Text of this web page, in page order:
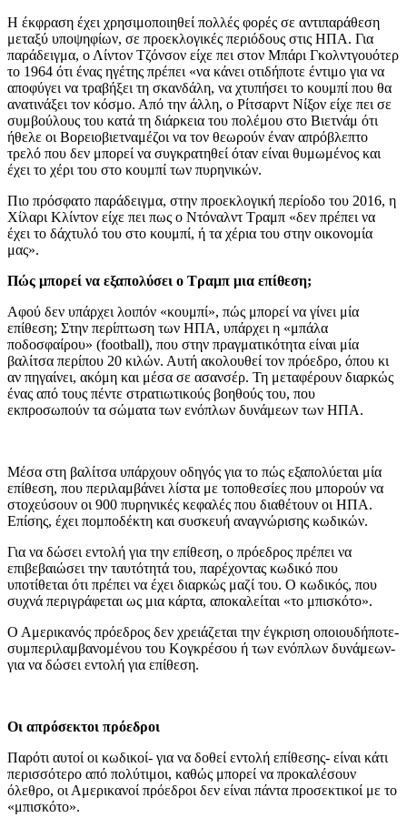
Η έκφραση έχει χρησιμοποιηθεί πολλές φορές σε αντιπαράθεση
μεταξύ υποψηφίων, σε προεκλογικές περιόδους στις ΗΠΑ. Για
παράδειγμα, ο Λίντον Τζόνσον είχε πει στον Μπάρι Γκολντγουότερ
το 1964 ότι ένας ηγέτης πρέπει «να κάνει οτιδήποτε έντιμο για να
αποφύγει να τραβήξει τη σκανδάλη, να χτυπήσει το κουμπί που θα
ανατινάξει τον κόσμο. Από την άλλη, ο Ρίτσαρντ Νίξον είχε πει σε
συμβούλους του κατά τη διάρκεια του πολέμου στο Βιετνάμ ότι
ήθελε οι Βορειοβιετναμέζοι να τον θεωρούν έναν απρόβλεπτο
τρελό που δεν μπορεί να συγκρατηθεί όταν είναι θυμωμένος και
έχει το χέρι του στο κουμπί των πυρηνικών.
Πιο πρόσφατο παράδειγμα, στην προεκλογική περίοδο του 2016, η
Χίλαρι Κλίντον είχε πει πως ο Ντόναλντ Τραμπ «δεν πρέπει να
έχει το δάχτυλό του στο κουμπί, ή τα χέρια του στην οικονομία
μας».
Πώς μπορεί να εξαπολύσει ο Τραμπ μια επίθεση;
Αφού δεν υπάρχει λοιπόν «κουμπί», πώς μπορεί να γίνει μία
επίθεση; Στην περίπτωση των ΗΠΑ, υπάρχει η «μπάλα
ποδοσφαίρου» (football), που στην πραγματικότητα είναι μία
βαλίτσα περίπου 20 κιλών. Αυτή ακολουθεί τον πρόεδρο, όπου κι
αν πηγαίνει, ακόμη και μέσα σε ασανσέρ. Τη μεταφέρουν διαρκώς
ένας από τους πέντε στρατιωτικούς βοηθούς του, που
εκπροσωπούν τα σώματα των ενόπλων δυνάμεων των ΗΠΑ.
Μέσα στη βαλίτσα υπάρχουν οδηγός για το πώς εξαπολύεται μία
επίθεση, που περιλαμβάνει λίστα με τοποθεσίες που μπορούν να
στοχεύσουν οι 900 πυρηνικές κεφαλές που διαθέτουν οι ΗΠΑ.
Επίσης, έχει πομποδέκτη και συσκευή αναγνώρισης κωδικών.
Για να δώσει εντολή για την επίθεση, ο πρόεδρος πρέπει να
επιβεβαιώσει την ταυτότητά του, παρέχοντας κωδικό που
υποτίθεται ότι πρέπει να έχει διαρκώς μαζί του. Ο κωδικός, που
συχνά περιγράφεται ως μια κάρτα, αποκαλείται «το μπισκότο».
Ο Αμερικανός πρόεδρος δεν χρειάζεται την έγκριση οποιουδήποτε-
συμπεριλαμβανομένου του Κογκρέσου ή των ενόπλων δυνάμεων-
για να δώσει εντολή για επίθεση.
Οι απρόσεκτοι πρόεδροι
Παρότι αυτοί οι κωδικοί- για να δοθεί εντολή επίθεσης- είναι κάτι
περισσότερο από πολύτιμοι, καθώς μπορεί να προκαλέσουν
όλεθρο, οι Αμερικανοί πρόεδροι δεν είναι πάντα προσεκτικοί με το
«μπισκότο».